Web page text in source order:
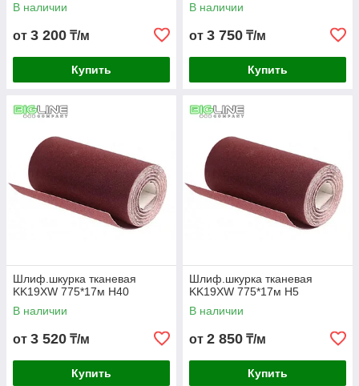
В наличии
от 3 200 ₸/м
Купить
В наличии
от 3 750 ₸/м
Купить
Шлиф.шкурка тканевая
KK19XW 775*17м H40
В наличии
от 3 520 ₸/м
Купить
Шлиф.шкурка тканевая
KK19XW 775*17м H5
В наличии
от 2 850 ₸/м
Купить